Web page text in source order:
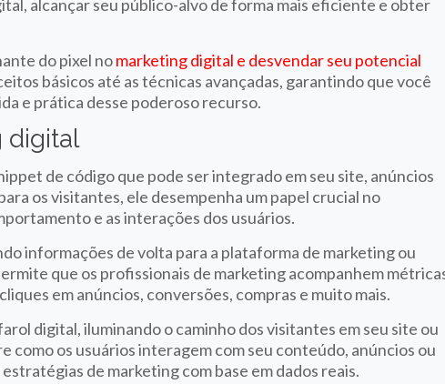
alcançar seu público-alvo de forma mais eficiente e obter
do pixel nomarketing digital e desvendar seu potencial
básicos até as técnicas avançadas, garantindo que você
e prática desse poderoso recurso.
digital
de código que pode ser integrado em seu site, anúncios
os visitantes, ele desempenha um papel crucial no
e as interações dos usuários.
informações de volta para a plataforma de marketing ou
que os profissionais de marketing acompanhem
em anúncios, conversões, compras e muito mais.
digital, iluminando o caminho dos visitantes em seu site ou
como os usuários interagem com seu conteúdo, anúncios ou
de marketing com base em dados reais.